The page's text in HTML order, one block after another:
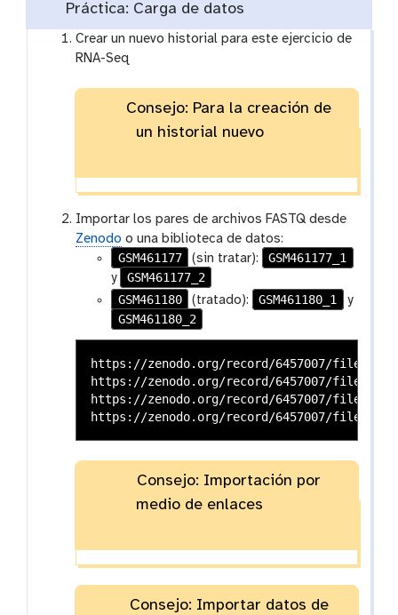
Práctica: Carga de datos
Crear un nuevo historial para este ejercicio de
RNA-Seq
Consejo: Para la creación de
un historial nuevo
Importar los pares de archivos FASTQ desde
Zenodo o una biblioteca de datos:
GSM461177
(sin tratar):
GSM461177_1
y
GSM461177_2
GSM461180
(tratado): GSM461180_1
y
GSM461180_2
https://zenodo.org/record/6457007/files/
https://zenodo.org/record/6457007/files/
https://zenodo.org/record/6457007/files/
Consejo: Importación por
medio de enlaces
Consejo: Importar datos de